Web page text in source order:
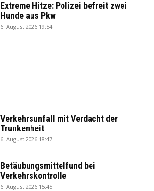
Extreme Hitze: Polizei befreit zwei
Hunde aus Pkw
6. August 2026 19:54
Verkehrsunfall mit Verdacht der
Trunkenheit
6. August 2026 18:47
Betäubungsmittelfund bei
Verkehrskontrolle
6. August 2026 15:45